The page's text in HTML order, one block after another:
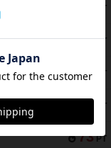
PT
79 PT
78 PT
75 PT
73 PT